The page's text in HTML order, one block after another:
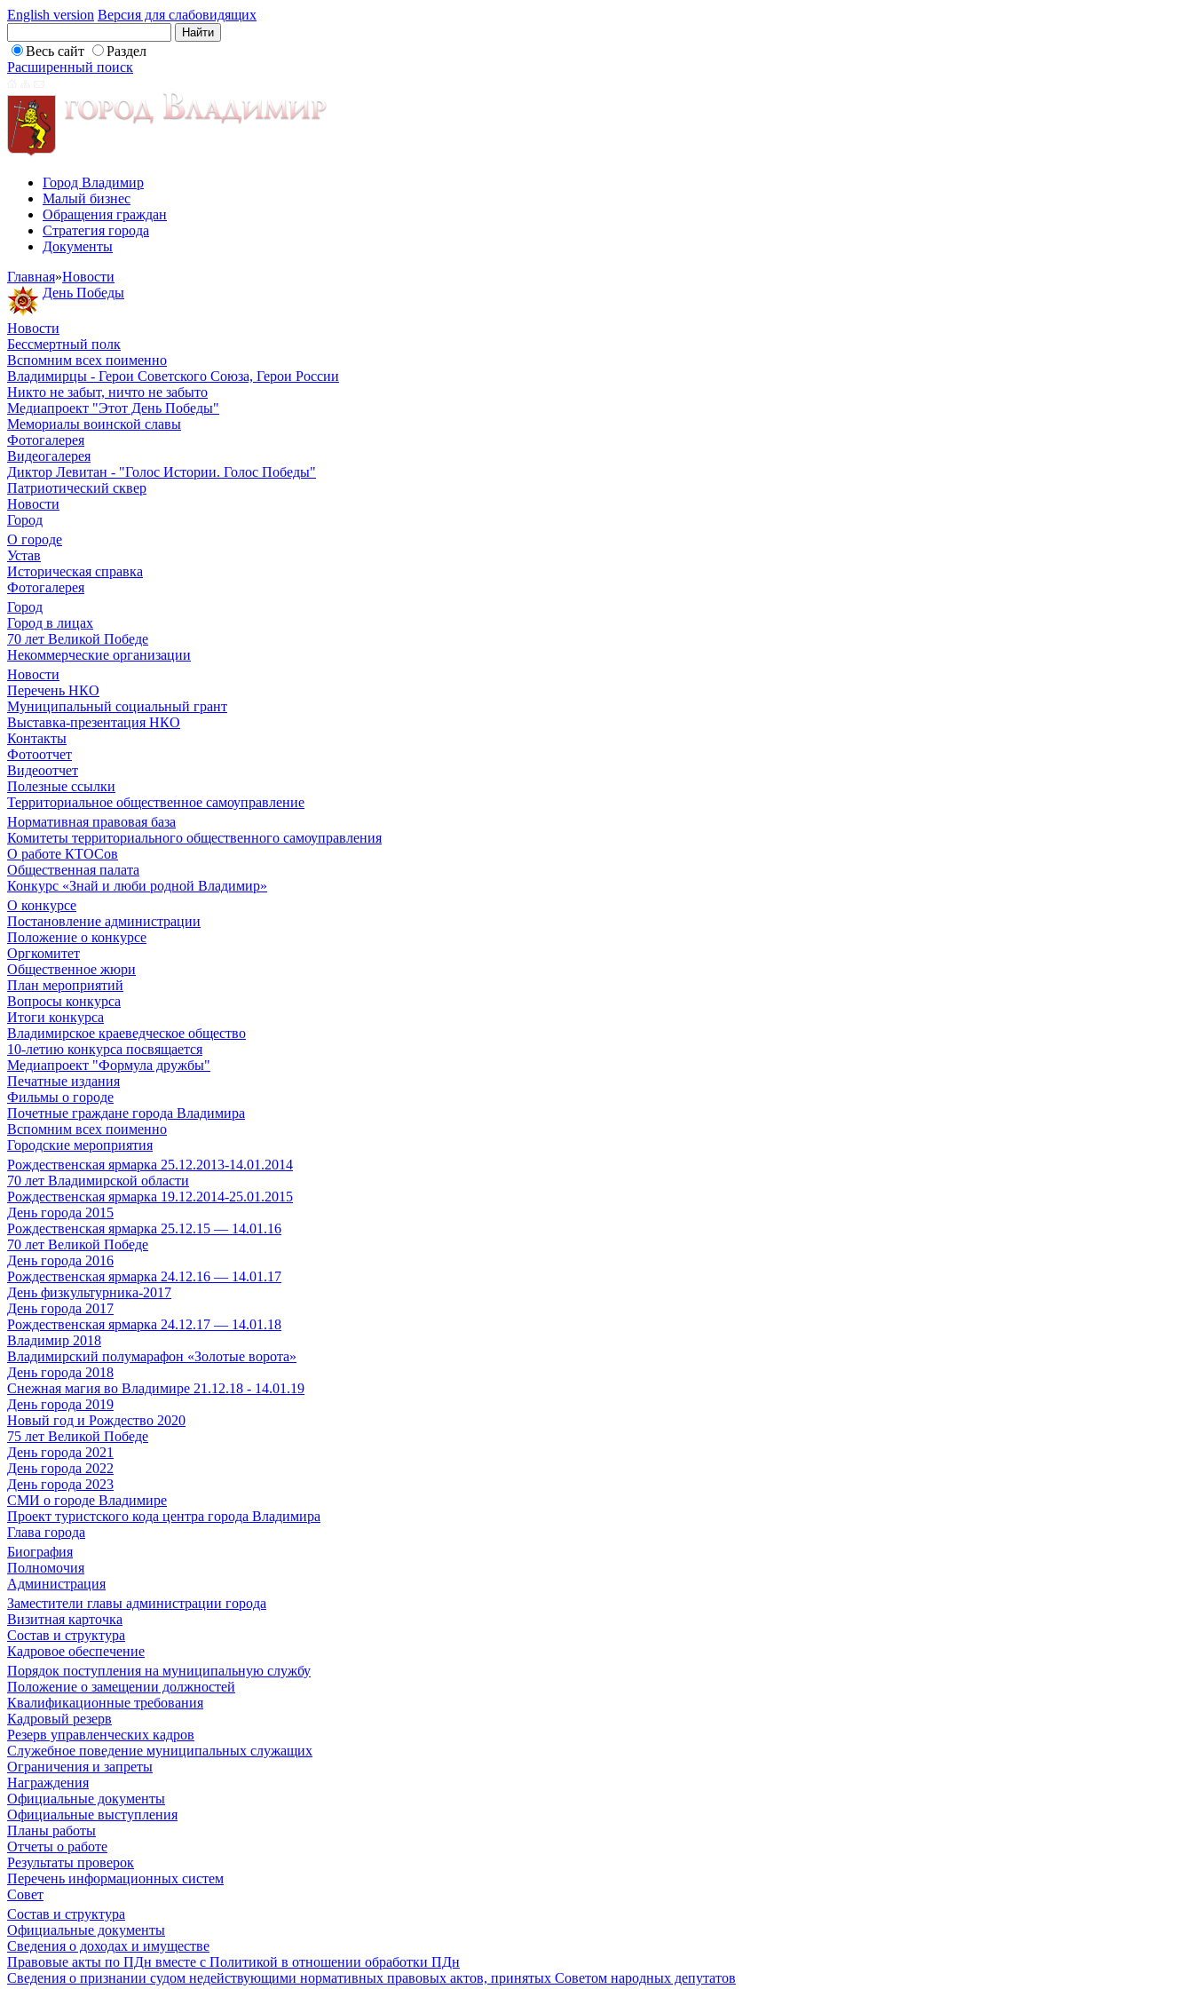
English version Версия для слабовидящих
Весь сайт
Раздел
Расширенный поиск
Город Владимир
Малый бизнес
Обращения граждан
Стратегия города
Документы
Главная»Новости
День Победы
Новости
Бессмертный полк
Вспомним всех поименно
Владимирцы - Герои Советского Союза, Герои России
Никто не забыт, ничто не забыто
Медиапроект "Этот День Победы"
Мемориалы воинской славы
Фотогалерея
Видеогалерея
Диктор Левитан - "Голос Истории. Голос Победы"
Патриотический сквер
Новости
Город
О городе
Устав
Историческая справка
Фотогалерея
Город
Город в лицах
70 лет Великой Победе
Некоммерческие организации
Новости
Перечень НКО
Муниципальный социальный грант
Выставка-презентация НКО
Контакты
Фотоотчет
Видеоотчет
Полезные ссылки
Территориальное общественное самоуправление
Нормативная правовая база
Комитеты территориального общественного самоуправления
О работе КТОСов
Общественная палата
Конкурс «Знай и люби родной Владимир»
О конкурсе
Постановление администрации
Положение о конкурсе
Оргкомитет
Общественное жюри
План мероприятий
Вопросы конкурса
Итоги конкурса
Владимирское краеведческое общество
10-летию конкурса посвящается
Медиапроект "Формула дружбы"
Печатные издания
Фильмы о городе
Почетные граждане города Владимира
Вспомним всех поименно
Городские мероприятия
Рождественская ярмарка 25.12.2013-14.01.2014
70 лет Владимирской области
Рождественская ярмарка 19.12.2014-25.01.2015
День города 2015
Рождественская ярмарка 25.12.15 — 14.01.16
70 лет Великой Победе
День города 2016
Рождественская ярмарка 24.12.16 — 14.01.17
День физкультурника-2017
День города 2017
Рождественская ярмарка 24.12.17 — 14.01.18
Владимир 2018
Владимирский полумарафон «Золотые ворота»
День города 2018
Снежная магия во Владимире 21.12.18 - 14.01.19
День города 2019
Новый год и Рождество 2020
75 лет Великой Победе
День города 2021
День города 2022
День города 2023
СМИ о городе Владимире
Проект туристского кода центра города Владимира
Глава города
Биография
Полномочия
Администрация
Заместители главы администрации города
Визитная карточка
Состав и структура
Кадровое обеспечение
Порядок поступления на муниципальную службу
Положение о замещении должностей
Квалификационные требования
Кадровый резерв
Резерв управленческих кадров
Служебное поведение муниципальных служащих
Ограничения и запреты
Награждения
Официальные документы
Официальные выступления
Планы работы
Отчеты о работе
Результаты проверок
Перечень информационных систем
Совет
Состав и структура
Официальные документы
Сведения о доходах и имуществе
Правовые акты по ПДн вместе с Политикой в отношении обработки ПДн
Сведения о признании судом недействующими нормативных правовых актов, принятых Советом народных депутатов